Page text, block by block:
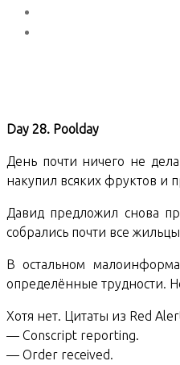
Day 28. Poolday
День почти ничего не
накупил всяких фруктов и
Давид предложил снова
собрались почти все
В остальном
определённые трудности.
Хотя нет. Цитаты из Red
— Conscript reporting.
— Order received.